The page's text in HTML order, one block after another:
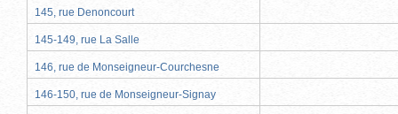
145, rue Denoncourt
145-149, rue La Salle
146, rue de Monseigneur-Courchesne
146-150, rue de Monseigneur-Signay